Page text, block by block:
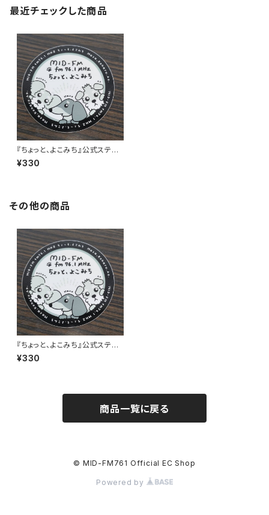
最近チェックした商品
『ちょっと、よこみち』公式ステッ
カー
¥330
その他の商品
『ちょっと、よこみち』公式ステッ
カー
¥330
商品一覧に戻る
© MID-FM761 Official EC Shop
Powered by